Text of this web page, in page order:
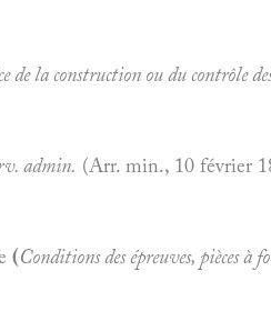
de la construction ou du contrôle
admin. (Arr. min., 10 février
(Conditions des épreuves, pièces à